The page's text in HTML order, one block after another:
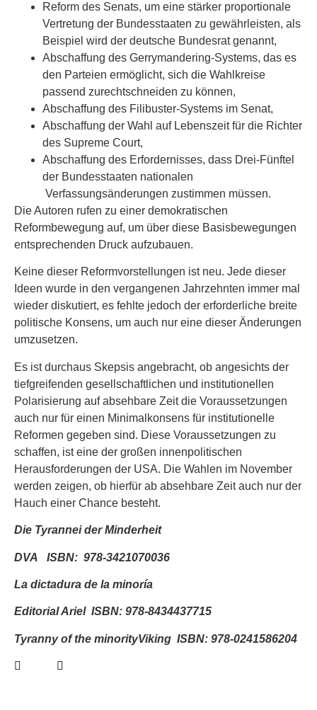
Reform des Senats, um eine stärker proportionale
Vertretung der Bundesstaaten zu gewährleisten, als
Beispiel wird der deutsche Bundesrat genannt,
Abschaffung des Gerrymandering-Systems, das es
den Parteien ermöglicht, sich die Wahlkreise
passend zurechtschneiden zu können,
Abschaffung des Filibuster-Systems im Senat,
Abschaffung der Wahl auf Lebenszeit für die Richter
des Supreme Court,
Abschaffung des Erfordernisses, dass Drei-Fünftel
der Bundesstaaten nationalen
Verfassungsänderungen zustimmen müssen.
Die Autoren rufen zu einer demokratischen
Reformbewegung auf, um über diese Basisbewegungen
entsprechenden Druck aufzubauen.
Keine dieser Reformvorstellungen ist neu. Jede dieser
Ideen wurde in den vergangenen Jahrzehnten immer mal
wieder diskutiert, es fehlte jedoch der erforderliche breite
politische Konsens, um auch nur eine dieser Änderungen
umzusetzen.
Es ist durchaus Skepsis angebracht, ob angesichts der
tiefgreifenden gesellschaftlichen und institutionellen
Polarisierung auf absehbare Zeit die Voraussetzungen
auch nur für einen Minimalkonsens für institutionelle
Reformen gegeben sind. Diese Voraussetzungen zu
schaffen, ist eine der großen innenpolitischen
Herausforderungen der USA. Die Wahlen im November
werden zeigen, ob hierfür ab absehbare Zeit auch nur der
Hauch einer Chance besteht.
Die Tyrannei der Minderheit
DVA ISBN: 978-3421070036
La dictadura de la minoría
Editorial Ariel ISBN: 978-8434437715
Tyranny of the minorityViking ISBN: 978-0241586204